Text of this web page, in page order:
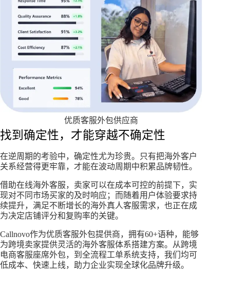
优质客服外包供应商
找到确定性，才能穿越不确定性
在逆周期的考验中，确定性尤为珍贵。只有把海外客户
关系经营得更牢靠，才能在波动周期中积累品牌韧性。
借助在线海外客服，卖家可以在成本可控的前提下，实
现对不同市场买家的及时响应；而随着用户体验要求持
续提升，满足不断增长的海外真人客服需求，也正在成
为决定店铺评分和复购率的关键。
Callnovo作为优质客服外包提供商，拥有60+语种，能够
为跨境卖家提供灵活的海外客服体系搭建方案。从跨境
电商客服座席外包，到全流程工单系统支持，我们均可
低成本、快速上线，助力企业实现全球化品牌升级。